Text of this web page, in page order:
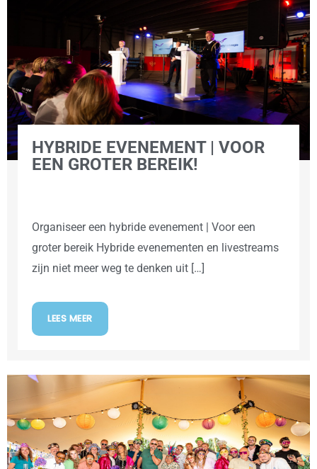
HYBRIDE EVENEMENT | VOOR
EEN GROTER BEREIK!
Organiseer een hybride evenement | Voor een
groter bereik Hybride evenementen en livestreams
zijn niet meer weg te denken uit […]
LEES MEER